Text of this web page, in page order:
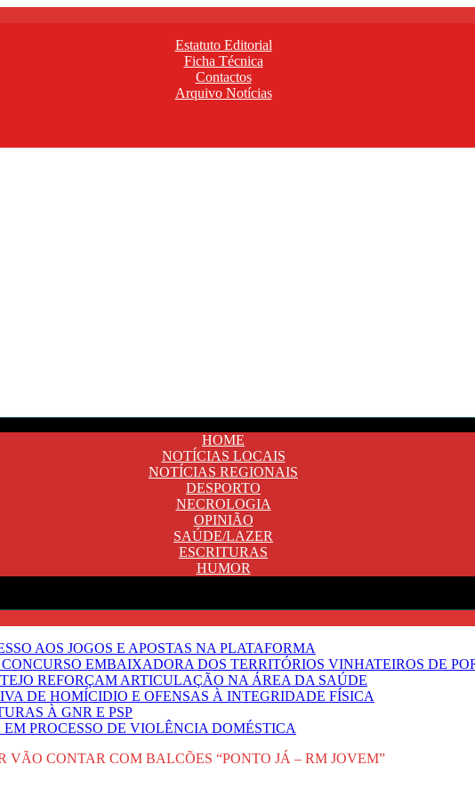
Estatuto Editorial
Ficha Técnica
Contactos
Arquivo Notícias
HOME
NOTÍCIAS LOCAIS
NOTÍCIAS REGIONAIS
DESPORTO
NECROLOGIA
OPINIÃO
SAÚDE/LAZER
ESCRITURAS
HUMOR
AOS JOGOS E APOSTAS NA PLATAFORMA
EMBAIXADORA DOS TERRITÓRIOS VINHATEIROS DE
REFORÇAM ARTICULAÇÃO NA ÁREA DA SAÚDE
DE HOMÍCIDIO E OFENSAS À INTEGRIDADE FÍSICA
À GNR E PSP
PROCESSO DE VIOLÊNCIA DOMÉSTICA
VÃO CONTAR COM BALCÕES “PONTO JÁ – RM JOVEM”